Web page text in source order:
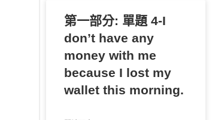
第一部分: 單題 4-I
don’t have any
money with me
because I lost my
wallet this morning.